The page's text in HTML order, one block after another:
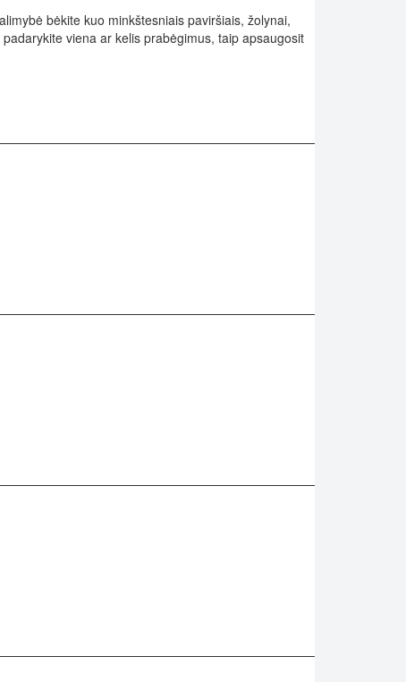
bėkite kuo minkštesniais paviršiais, žolynai,
viena ar kelis prabėgimus, taip apsaugosit